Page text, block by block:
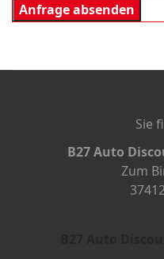
Anfrage absenden
Sie
B27 Auto
Zum